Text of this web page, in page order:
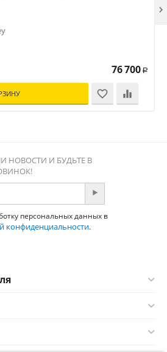
76 700 Р

НОВОСТИ И БУДЬТЕ В
персональных данных в
конфиденциальности.